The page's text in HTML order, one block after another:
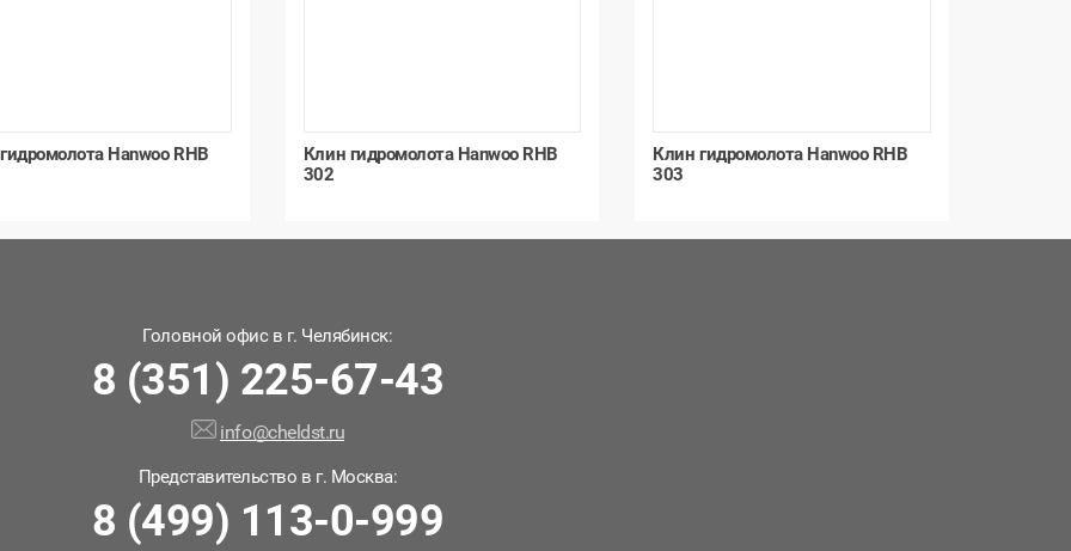
Hanwoo RHB
Клин гидромолота Hanwoo RHB
302
Клин гидромолота Hanwoo RHB
303
Головной офис в г. Челябинск:
8 (351) 225-67-43
info@cheldst.ru
Представительство в г. Москва:
8 (499) 113-0-999